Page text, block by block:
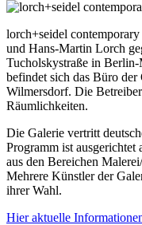
lorch+seidel
und Hans-Martin Lorch
Tucholskystraße in
befindet sich das Büro
Wilmersdorf. Die
Räumlichkeiten.
Die Galerie vertritt
Programm ist
aus den Bereichen
Mehrere Künstler der
ihrer Wahl.
Hier aktuelle